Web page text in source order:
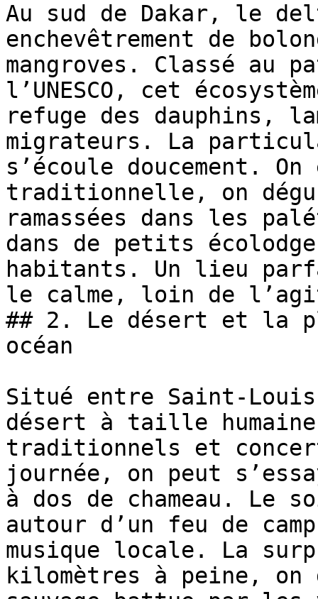
Au sud de Dakar, le
enchevêtrement de
mangroves. Classé au
l’UNESCO, cet
refuge des dauphins,
migrateurs. La
s’écoule doucement.
traditionnelle, on
ramassées dans les
dans de petits
habitants. Un lieu
le calme, loin de
## 2. Le désert et la
océan
Situé entre Saint-
désert à taille humaine
traditionnels et
journée, on peut
à dos de chameau. Le
autour d’un feu de
musique locale. La
kilomètres à peine, on